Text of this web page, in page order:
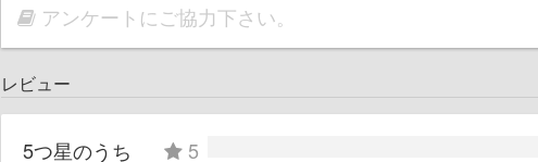
アンケートにご協力下さい。
レビュー
5つ星のうち
5